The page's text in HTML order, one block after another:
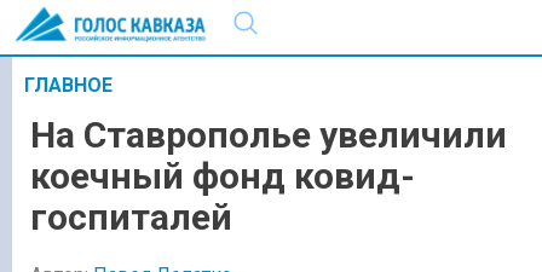
ГЛАВНОЕ
На Ставрополье увеличили
коечный фонд ковид-
госпиталей